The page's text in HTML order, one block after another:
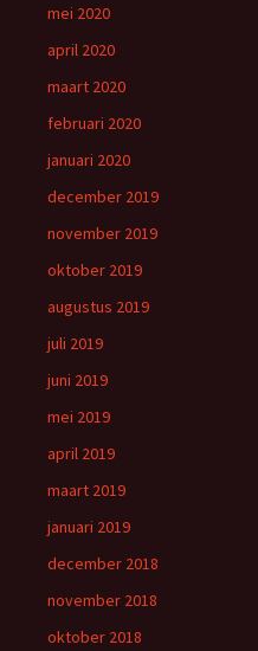
mei 2020
april 2020
maart 2020
februari 2020
januari 2020
december 2019
november 2019
oktober 2019
augustus 2019
juli 2019
juni 2019
mei 2019
april 2019
maart 2019
januari 2019
december 2018
november 2018
oktober 2018